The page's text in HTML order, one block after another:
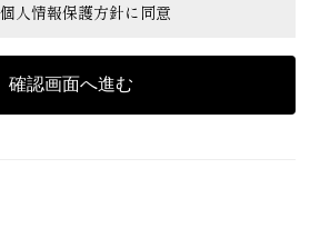
個人情報保護方針に同意